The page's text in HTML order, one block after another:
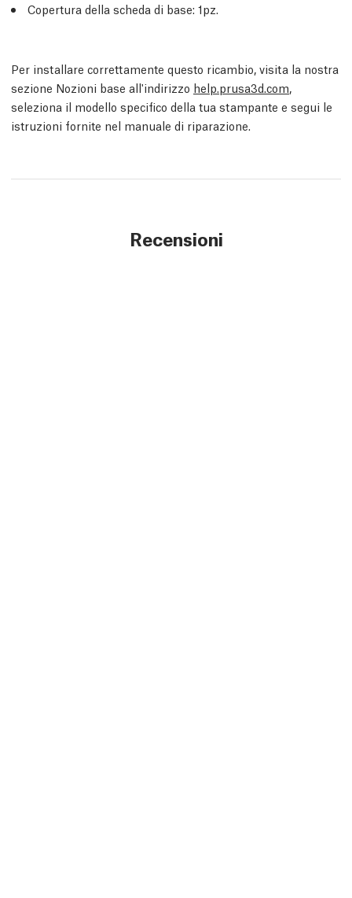
Copertura della scheda di base: 1pz.
Per installare correttamente questo ricambio, visita la nostra
sezione Nozioni base all'indirizzo help.prusa3d.com,
seleziona il modello specifico della tua stampante e segui le
istruzioni fornite nel manuale di riparazione.
Recensioni